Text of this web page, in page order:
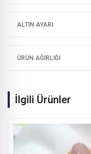
ALTIN AYARI
ÜRÜN AĞIRLIĞI
İlgili Ürünler